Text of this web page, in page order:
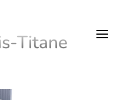
Titane